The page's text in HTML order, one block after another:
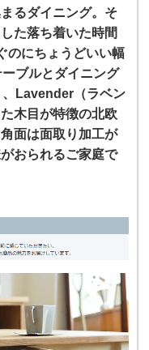
るダイニング。そ
た落ち着いた時間
のにちょうどいい幅
ブルとダイニング
、Lavender（ラベン
木目が特徴の北欧
面は面取り加工が
おられるご家庭で